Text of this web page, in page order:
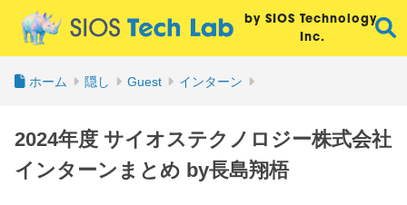
by SIOS Technology,
Inc.
ホーム 隠し Guest インターン
2024年度 サイオステクノロジー株式会社
インターンまとめ by長島翔梧